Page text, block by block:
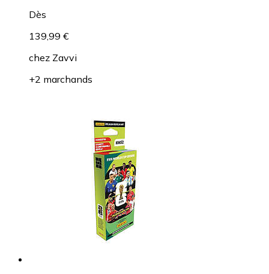
Dès
139,99 €
chez Zavvi
+2 marchands